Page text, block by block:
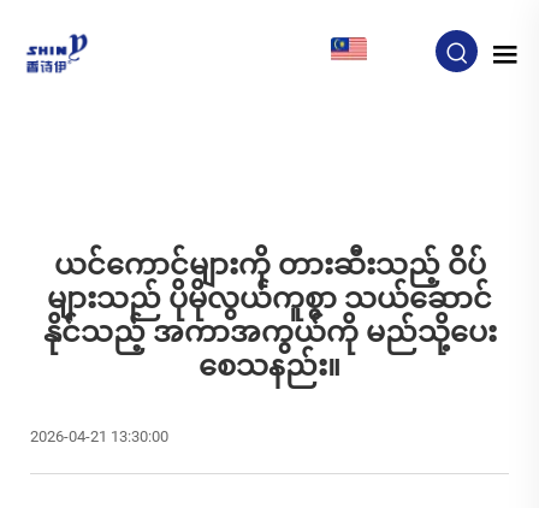
ယင်ကောင်များကို တားဆီးသည့် ဝိပ်
များသည် ပိုမိုလွယ်ကူစွာ သယ်ဆောင်
နိုင်သည့် အကာအကွယ်ကို မည်သို့ပေး
စေသနည်း။
2026-04-21 13:30:00